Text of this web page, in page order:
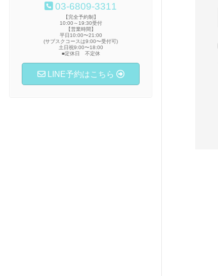
03-6809-3311
【完全予約制】
10:00～19:30受付
【営業時間】
平日10:00〜21:00
(サブスクコースは9:00〜受付可)
土日祝9:00〜18:00
■定休日 不定休
LINE予約はこちら